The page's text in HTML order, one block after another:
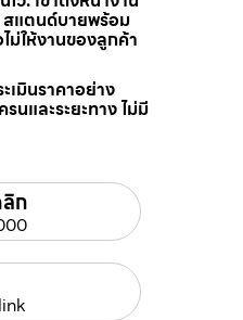
สแตนด์บายพร้อม
ม่ให้งานของลูกค้า
เมินราคาอย่าง
นและระยะทาง ไม่มี
ก